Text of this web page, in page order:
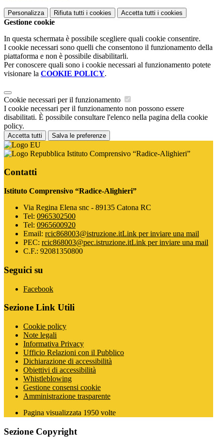
Personalizza Rifiuta tutti i cookies Accetta tutti i cookies
Gestione cookie
In questa schermata è possibile scegliere quali cookie consentire.
I cookie necessari sono quelli che consentono il funzionamento della
piattaforma e non è possibile disabilitarli.
Per conoscere quali sono i cookie necessari al funzionamento potete
visionare la COOKIE POLICY.
Cookie necessari per il funzionamento
I cookie necessari per il funzionamento non possono essere
disabilitati. È possibile consultare l'elenco nella pagina della cookie
policy.
Accetta tutti Salva le preferenze
Istituto Comprensivo “Radice-Alighieri”
Contatti
Istituto Comprensivo “Radice-Alighieri”
Via Regina Elena snc - 89135 Catona RC
Tel: 0965302500
Tel: 0965600920
Email: rcic868003@istruzione.itLink per inviare una mail
PEC: rcic868003@pec.istruzione.itLink per inviare una mail
C.F.: 92081350800
Seguici su
Facebook
Sezione Link Utili
Cookie policy
Note legali
Informativa Privacy
Ufficio Relazioni con il Pubblico
Dichiarazione di accessibilità
Obiettivi di accessibilità
Whistleblowing
Gestione consensi cookie
Amministrazione trasparente
Pagina visualizzata 1950 volte
Sezione Copyright